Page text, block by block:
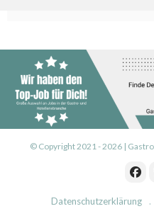
© Copyright 2021 - 2026 |
Datenschutzerklärung